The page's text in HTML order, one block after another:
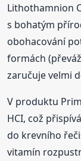
Lithothamnion
s bohatým
obohacování
formách
zaručuje velmi
V produktu
HCI, což
do krevního
vitamín